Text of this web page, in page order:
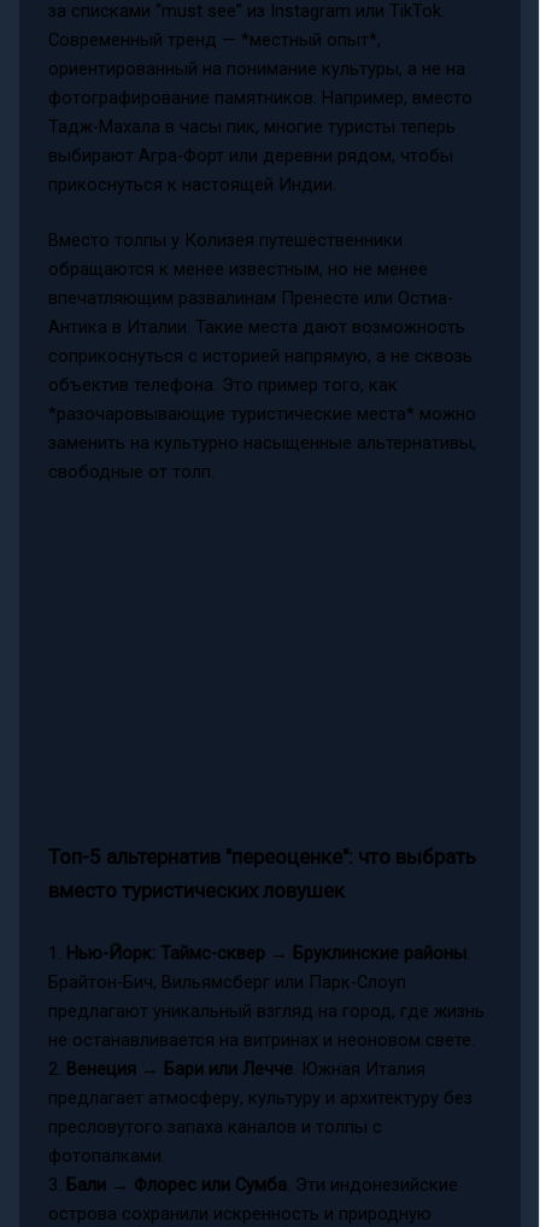
за списками “must see” из Instagram или TikTok.
Современный тренд — *местный опыт*,
ориентированный на понимание культуры, а не на
фотографирование памятников. Например, вместо
Тадж-Махала в часы пик, многие туристы теперь
выбирают Агра-Форт или деревни рядом, чтобы
прикоснуться к настоящей Индии.
Вместо толпы у Колизея путешественники
обращаются к менее известным, но не менее
впечатляющим развалинам Пренесте или Остиа-
Антика в Италии. Такие места дают возможность
соприкоснуться с историей напрямую, а не сквозь
объектив телефона. Это пример того, как
*разочаровывающие туристические места* можно
заменить на культурно насыщенные альтернативы,
свободные от толп.
Топ-5 альтернатив "переоценке": что выбрать
вместо туристических ловушек
1. Нью-Йорк: Таймс-сквер → Бруклинские районы.
Брайтон-Бич, Вильямсберг или Парк-Слоуп
предлагают уникальный взгляд на город, где жизнь
не останавливается на витринах и неоновом свете.
2. Венеция → Бари или Лечче. Южная Италия
предлагает атмосферу, культуру и архитектуру без
пресловутого запаха каналов и толпы с
фотопалками.
3. Бали → Флорес или Сумба. Эти индонезийские
острова сохранили искренность и природную